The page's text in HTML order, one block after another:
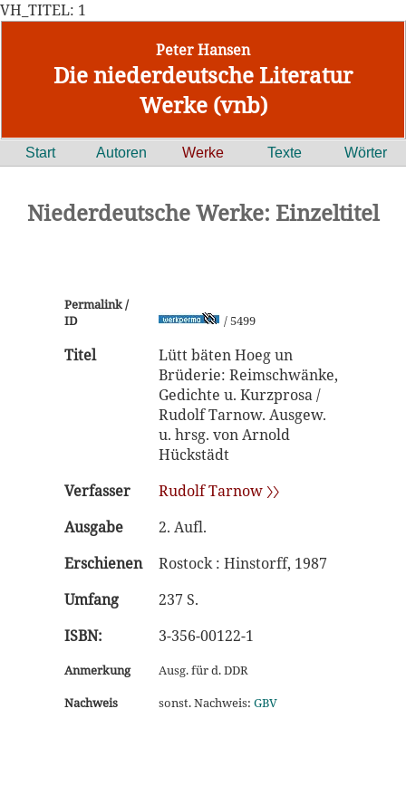
VH_TITEL: 1
Peter Hansen
Die niederdeutsche Literatur
Werke (vnb)
Start Autoren Werke Texte Wörter
Niederdeutsche Werke: Einzeltitel
Permalink /
ID
/ 5499
Titel
Lütt bäten Hoeg un
Brüderie: Reimschwänke,
Gedichte u. Kurzprosa /
Rudolf Tarnow. Ausgew.
u. hrsg. von Arnold
Hückstädt
Verfasser
Rudolf Tarnow 〉〉
Ausgabe
2. Aufl.
Erschienen
Rostock : Hinstorff, 1987
Umfang
237 S.
ISBN:
3-356-00122-1
Anmerkung
Ausg. für d. DDR
Nachweis
sonst. Nachweis: GBV